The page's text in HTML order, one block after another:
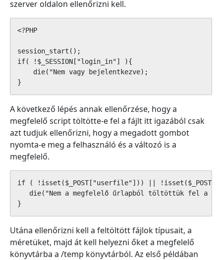
szerver oldalon ellenőrizni kell.
<?PHP
session_start();
if( !$_SESSION["login_in"] ){
    die("Nem vagy bejelentkezve);
}
A következő lépés annak ellenőrzése, hogy a
megfelelő script töltötte-e fel a fájlt itt igazából csak
azt tudjuk ellenőrizni, hogy a megadott gombot
nyomta-e meg a felhasználó és a változó is a
megfelelő.
if ( !isset($_POST["userfile"])) ||
die("Nem a megfelelő űrlapból töltöttük fel a
}
Utána ellenőrizni kell a feltöltött fájlok típusait, a
méretüket, majd át kell helyezni őket a megfelelő
könyvtárba a /temp könyvtárból. Az első példában